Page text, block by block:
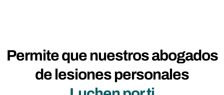
Permite que nuestros abogados
de lesiones personales